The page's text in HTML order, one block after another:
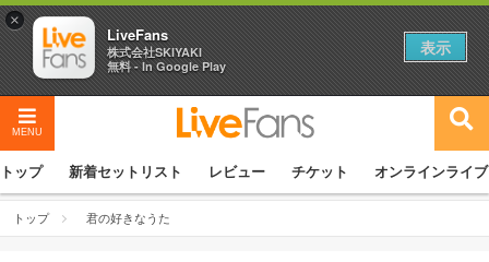
MENU
トップ 新着セットリスト レビュー チケット オンラインライブ
トップ 君の好きなうた
×
LiveFans
株式会社SKIYAKI
無料 - In Google Play
表示